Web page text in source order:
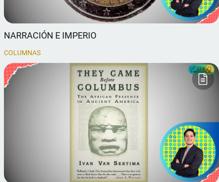
NARRACIÓN E IMPERIO
COLUMNAS